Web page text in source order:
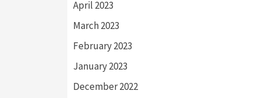
April 2023
March 2023
February 2023
January 2023
December 2022